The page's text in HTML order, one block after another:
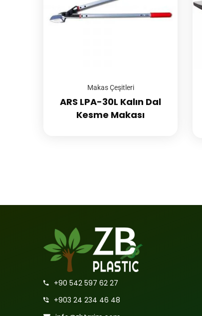
Makas Çeşitleri
ARS LPA-30L Kalın Dal
Kesme Makası
+90 542 597 62 27
+903 24 234 46 48